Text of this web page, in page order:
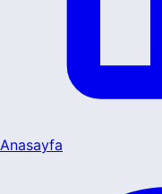
Anasayfa